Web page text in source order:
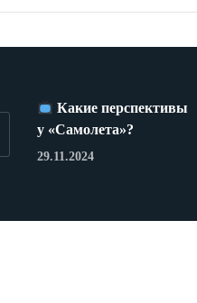
Какие перспективы
у «Самолета»?
29.11.2024